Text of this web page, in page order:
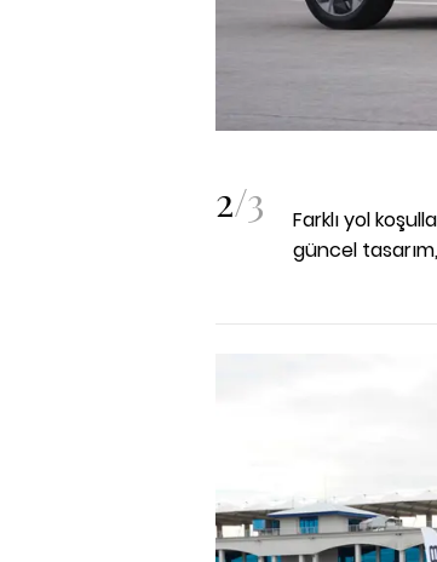
2/3
Farklı yol
güncel